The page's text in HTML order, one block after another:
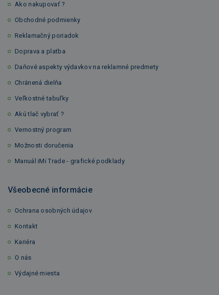
Ako nakupovať ?
Obchodné podmienky
Reklamačný poriadok
Doprava a platba
Daňové aspekty výdavkov na reklamné predmety
Chránená dielňa
Veľkostné tabuľky
Akú tlač vybrať ?
Vernostný program
Možnosti doručenia
Manuál iMi Trade - grafické podklady
Všeobecné informácie
Ochrana osobných údajov
Kontakt
Kariéra
O nás
Výdajné miesta